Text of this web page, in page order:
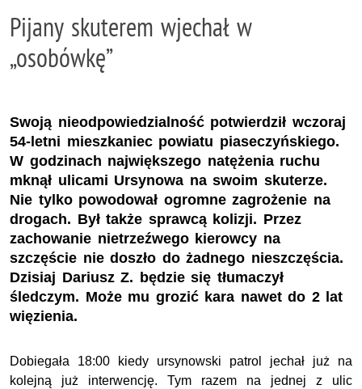
Pijany skuterem wjechał w
„osobówkę”
Swoją nieodpowiedzialność potwierdził wczoraj
54-letni mieszkaniec powiatu piaseczyńskiego.
W godzinach największego natężenia ruchu
mknął ulicami Ursynowa na swoim skuterze.
Nie tylko powodował ogromne zagrożenie na
drogach. Był także sprawcą kolizji. Przez
zachowanie nietrzeźwego kierowcy na
szczęście nie doszło do żadnego nieszczęścia.
Dzisiaj Dariusz Z. będzie się tłumaczył
śledczym. Może mu grozić kara nawet do 2 lat
więzienia.
Dobiegała 18:00 kiedy ursynowski patrol jechał już na
kolejną już interwencję. Tym razem na jednej z ulic